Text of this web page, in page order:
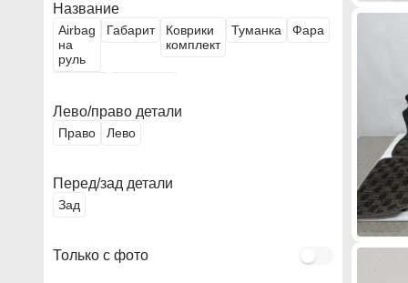
Название
Airbag
на
руль
Габарит
Коврики
комплект
Туманка Фара
Лево/право детали
Право Лево
Перед/зад детали
Зад
Только с фото